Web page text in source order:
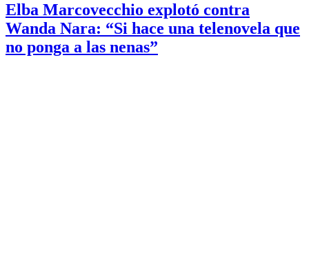
Elba Marcovecchio explotó contra
Wanda Nara: “Si hace una telenovela que
no ponga a las nenas”